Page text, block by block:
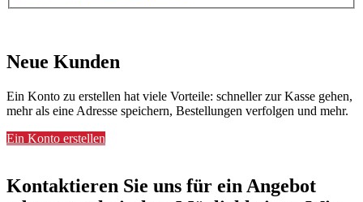
Neue Kunden
Ein Konto zu erstellen hat viele Vorteile: schneller zur Kasse gehen,
mehr als eine Adresse speichern, Bestellungen verfolgen und mehr.
Ein Konto erstellen
Kontaktieren Sie uns für ein Angebot